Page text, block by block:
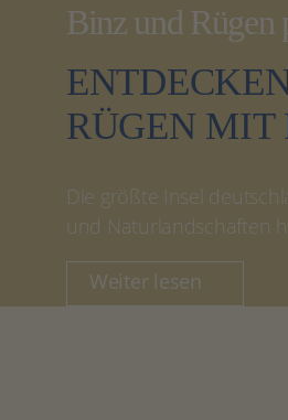
Binz und Rügen
RÜGEN MIT
Die größte Insel
und Naturlandschaften
Weiter lesen